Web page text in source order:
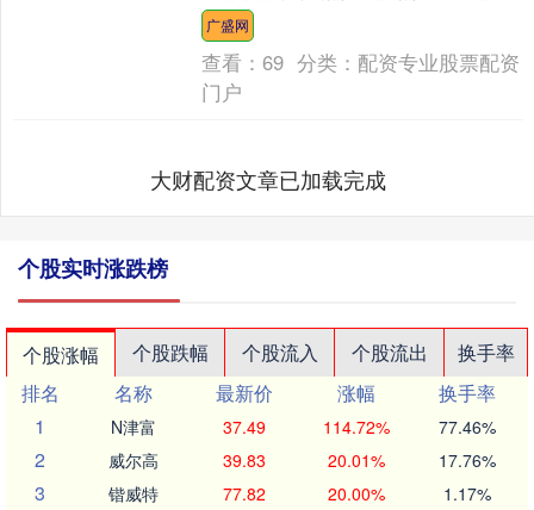
时，空气裹着水汽扑上来&md....
广盛网
查看：69 分类： 配资专业股票配资
门户
大财配资文章已加载完成
个股实时涨跌榜
个股涨幅 个股跌幅 个股流入 个股流出
换手率
排名
名称 最新价 涨幅
换手率
1
N津富 37.49 114.72% 77.46%
2 威尔高 39.83 20.01% 17.76%
3 锴威特 77.82 20.00% 1.17%